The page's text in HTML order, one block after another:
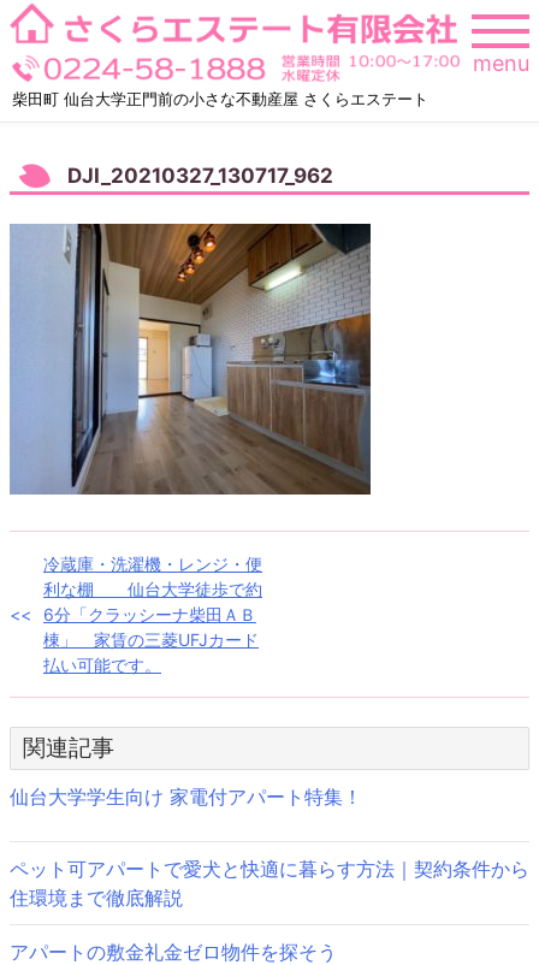
Skip
to
content
柴田町 仙台大学正門前の小さな不動産屋 さくらエステート
menu
DJI_20210327_130717_962
稿
ビ
ゲ
ー
ョ
ン
冷蔵庫・洗濯機・レンジ・便
利な棚 仙台大学徒歩で約
6分「クラッシーナ柴田ＡＢ
棟」 家賃の三菱UFJカード
払い可能です。
関連記事
仙台大学学生向け 家電付アパート特集！
ペット可アパートで愛犬と快適に暮らす方法｜契約条件から
住環境まで徹底解説
アパートの敷金礼金ゼロ物件を探そう